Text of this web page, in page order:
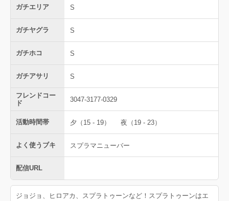
ガチエリア S
ガチヤグラ S
ガチホコ S
ガチアサリ S
フレンドコー
ド
3047-3177-0329
活動時間帯 夕（15 - 19） 夜（19 - 23）
よく使うブキ スプラマニューバー
配信URL
ジョジョ、ヒロアカ、スプラトゥーンなど！スプラトゥーンはエ